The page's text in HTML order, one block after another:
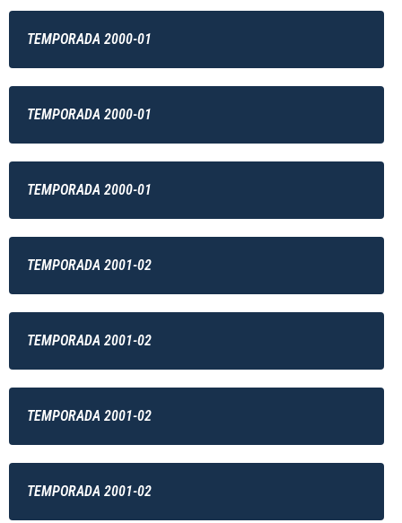
TEMPORADA 2000-01
TEMPORADA 2000-01
TEMPORADA 2000-01
TEMPORADA 2001-02
TEMPORADA 2001-02
TEMPORADA 2001-02
TEMPORADA 2001-02